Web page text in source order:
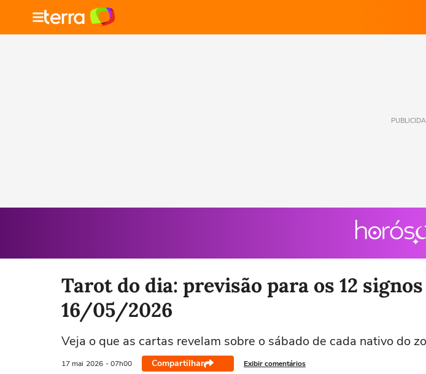
Selecione o signo para ver as notícias
21/03 a 20/04
Touro
21/04 a 20/05 21/05 a 20/06 21/06 a 21/07 22/07 a 22/08 23/08 a 22/09
Tarot do dia: previsão para os 12
16/05/2026
Veja o que as cartas revelam sobre o sábado de cada nativo do
17 mai 2026 - 07h00 Compartilhar Exibir comentários